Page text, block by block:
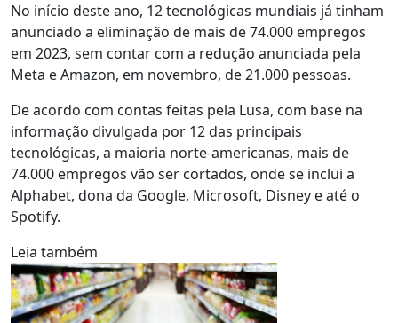
No início deste ano, 12 tecnológicas mundiais já tinham
anunciado a eliminação de mais de 74.000 empregos
em 2023, sem contar com a redução anunciada pela
Meta e Amazon, em novembro, de 21.000 pessoas.
De acordo com contas feitas pela Lusa, com base na
informação divulgada por 12 das principais
tecnológicas, a maioria norte-americanas, mais de
74.000 empregos vão ser cortados, onde se inclui a
Alphabet, dona da Google, Microsoft, Disney e até o
Spotify.
Leia também